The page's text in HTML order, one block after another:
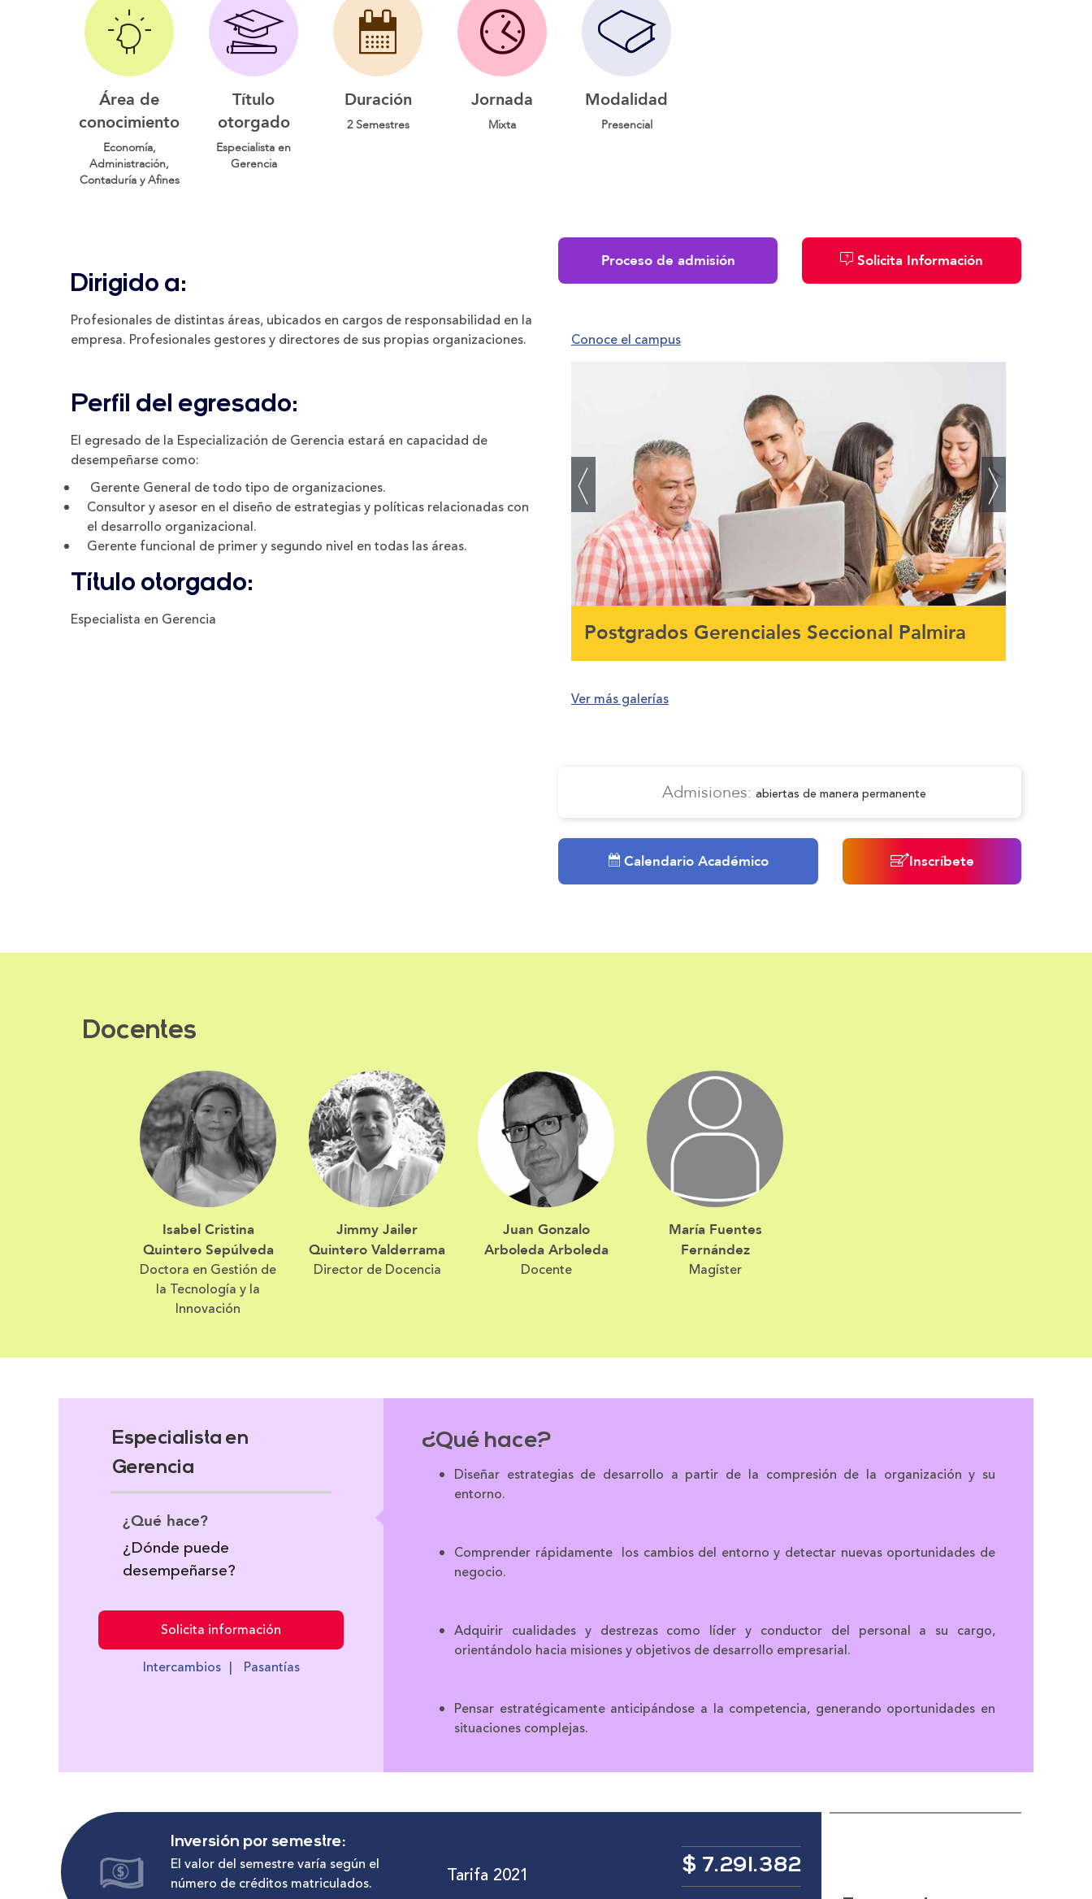
Área de
conocimiento
Economía,
Administración,
Contaduría y Afines
Título
otorgado
Especialista en
Gerencia
Duración
2 Semestres
Jornada
Mixta
Modalidad
Presencial
Dirigido a:
Profesionales de distintas áreas, ubicados en cargos de responsabilidad en la
empresa. Profesionales gestores y directores de sus propias organizaciones.
Perfil del egresado:
El egresado de la Especialización de Gerencia estará en capacidad de
desempeñarse como:
Gerente General de todo tipo de organizaciones.
Consultor y asesor en el diseño de estrategias y políticas relacionadas con
el desarrollo organizacional.
Gerente funcional de primer y segundo nivel en todas las áreas.
Título otorgado:
Especialista en Gerencia
Proceso de admisión Solicita Información
Conoce el campus
Postgrados Gerenciales Seccional Palmira
Ver más galerías
Admisiones: abiertas de manera permanente
Calendario Académico Inscríbete
Docentes
Isabel Cristina
Quintero Sepúlveda
Doctora en Gestión de
la Tecnología y la
Innovación
Jimmy Jailer
Quintero Valderrama
Director de Docencia
Juan Gonzalo
Arboleda Arboleda
Docente
María Fuentes
Fernández
Magíster
Especialista en
Gerencia
¿Qué hace?
¿Dónde puede
desempeñarse?
Solicita información
Intercambios | Pasantías
¿Qué hace?
Diseñar estrategias de desarrollo a partir de la compresión de la organización y su
entorno.
Comprender rápidamente los cambios del entorno y detectar nuevas oportunidades de
negocio.
Adquirir cualidades y destrezas como líder y conductor del personal a su cargo,
orientándolo hacia misiones y objetivos de desarrollo empresarial.
Pensar estratégicamente anticipándose a la competencia, generando oportunidades en
situaciones complejas.
Inversión por semestre:
El valor del semestre varía según el
número de créditos matriculados.
Tarifa 2021 $ 7.291.382